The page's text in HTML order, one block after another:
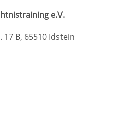
e.V.
B, 65510 Idstein